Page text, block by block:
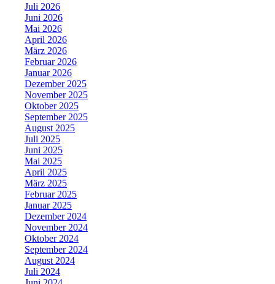
Juli 2026
Juni 2026
Mai 2026
April 2026
März 2026
Februar 2026
Januar 2026
Dezember 2025
November 2025
Oktober 2025
September 2025
August 2025
Juli 2025
Juni 2025
Mai 2025
April 2025
März 2025
Februar 2025
Januar 2025
Dezember 2024
November 2024
Oktober 2024
September 2024
August 2024
Juli 2024